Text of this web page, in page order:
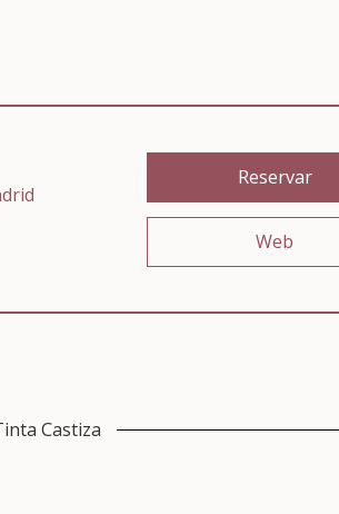
Reservar
Web
Castiza